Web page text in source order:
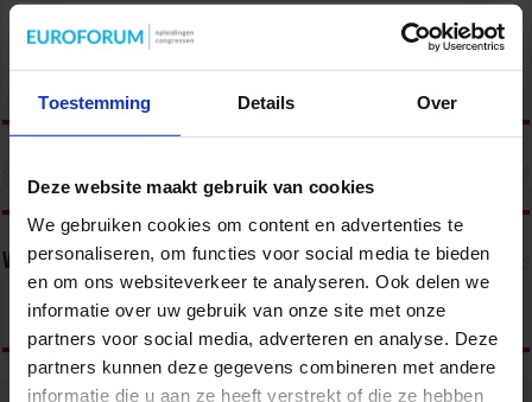
Toestemming Details Over
Deze website maakt gebruik van cookies
We gebruiken cookies om content en advertenties te
personaliseren, om functies voor social media te bieden
en om ons websiteverkeer te analyseren. Ook delen we
informatie over uw gebruik van onze site met onze
partners voor social media, adverteren en analyse. Deze
partners kunnen deze gegevens combineren met andere
informatie die u aan ze heeft verstrekt of die ze hebben
Volg ons via